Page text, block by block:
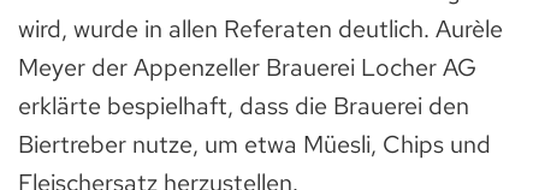
wird, wurde in allen Referaten deutlich. Aurèle
Meyer der Appenzeller Brauerei Locher AG
erklärte bespielhaft, dass die Brauerei den
Biertreber nutze, um etwa Müesli, Chips und
Fleischersatz herzustellen.